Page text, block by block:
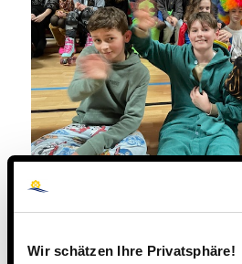
Wir schätzen Ihre Privatsphäre!